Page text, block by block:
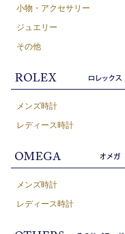
小物・アクセサリー
ジュエリー
その他
メンズ時計
レディース時計
メンズ時計
レディース時計